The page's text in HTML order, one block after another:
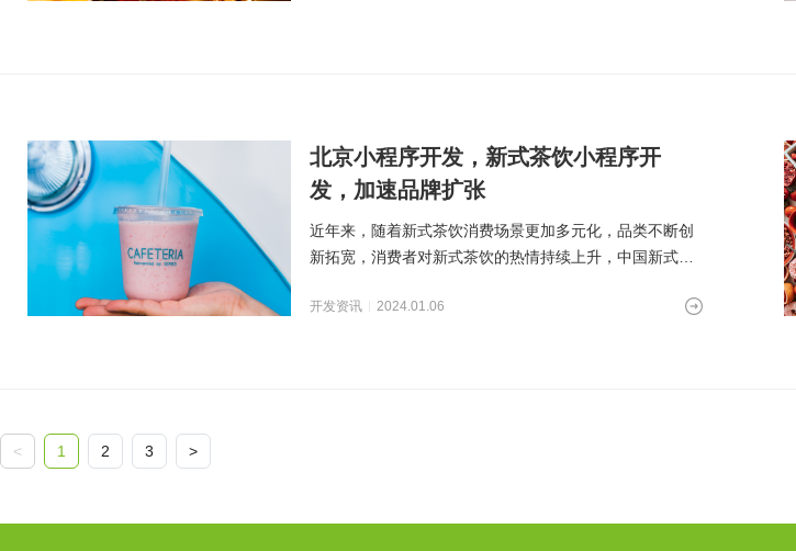
北京小程序开发，新式茶饮小程序开
发，加速品牌扩张
近年来，随着新式茶饮消费场景更加多元化，品类不断创
新拓宽，消费者对新式茶饮的热情持续上升，中国新式茶
开发资讯 2024.01.06
< 1 2 3 >